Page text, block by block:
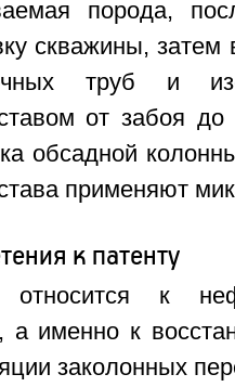
порода,
скважины, затем
труб и
от забоя до
обсадной
применяют
к патенту
относится к
а именно к
заколонных